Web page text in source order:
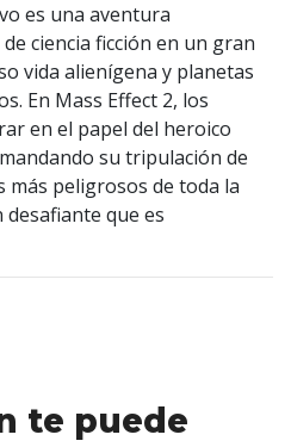
es una aventura
ciencia ficción en un gran
vida alienígena y planetas
En Mass Effect 2, los
en el papel del heroico
su tripulación de
peligrosos de toda la
que es
te puede